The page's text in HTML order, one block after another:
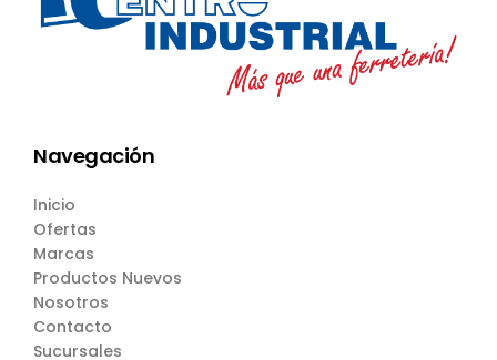
Navegación
Inicio
Ofertas
Marcas
Productos Nuevos
Nosotros
Contacto
Sucursales